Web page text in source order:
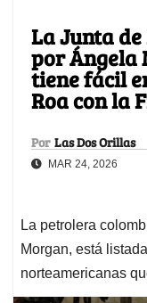
La Junta
por Ángela
tiene fácil
Roa con la
Por Las Dos Orillas
MAR 24, 2026
La petrolera
Morgan, está
norteamericanas